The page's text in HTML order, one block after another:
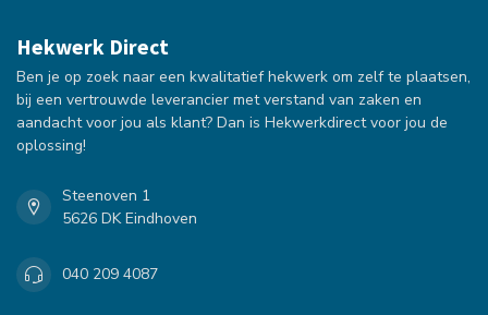
Hekwerk Direct
Ben je op zoek naar een kwalitatief hekwerk om zelf te plaatsen,
bij een vertrouwde leverancier met verstand van zaken en
aandacht voor jou als klant? Dan is Hekwerkdirect voor jou de
oplossing!
Steenoven 1
5626 DK Eindhoven
040 209 4087